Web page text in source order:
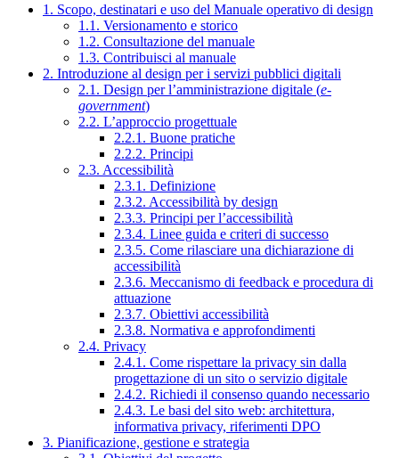
1. Scopo, destinatari e uso del Manuale operativo di design
1.1. Versionamento e storico
1.2. Consultazione del manuale
1.3. Contribuisci al manuale
2. Introduzione al design per i servizi pubblici digitali
2.1. Design per l’amministrazione digitale (e-
government)
2.2. L’approccio progettuale
2.2.1. Buone pratiche
2.2.2. Principi
2.3. Accessibilità
2.3.1. Definizione
2.3.2. Accessibilità by design
2.3.3. Principi per l’accessibilità
2.3.4. Linee guida e criteri di successo
2.3.5. Come rilasciare una dichiarazione di
accessibilità
2.3.6. Meccanismo di feedback e procedura di
attuazione
2.3.7. Obiettivi accessibilità
2.3.8. Normativa e approfondimenti
2.4. Privacy
2.4.1. Come rispettare la privacy sin dalla
progettazione di un sito o servizio digitale
2.4.2. Richiedi il consenso quando necessario
2.4.3. Le basi del sito web: architettura,
informativa privacy, riferimenti DPO
3. Pianificazione, gestione e strategia